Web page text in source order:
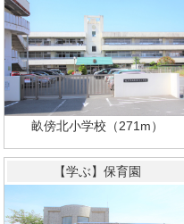
畝傍北小学校（271m）
【学ぶ】保育園